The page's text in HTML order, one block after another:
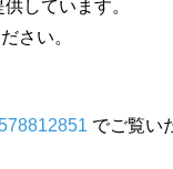
しています。
さい。
でご覧い